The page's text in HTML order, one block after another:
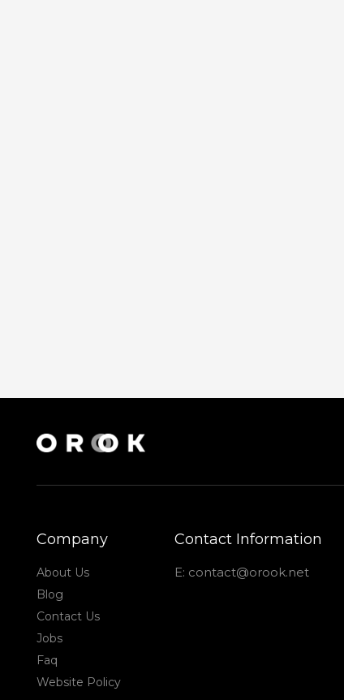
Company
About Us
Blog
Contact Us
Jobs
Faq
Website Policy
Contact Information
E: contact@orook.net